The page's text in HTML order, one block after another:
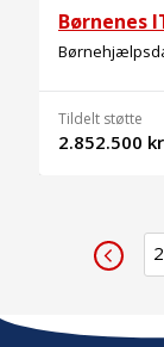
Børnenes
Tildelt støtte
2.852.500